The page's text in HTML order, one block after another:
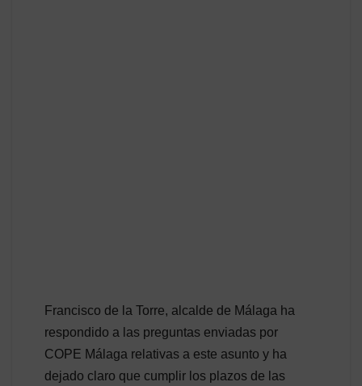
Francisco de la Torre, alcalde de Málaga ha
respondido a las preguntas enviadas por
COPE Málaga relativas a este asunto y ha
dejado claro que cumplir los plazos de las